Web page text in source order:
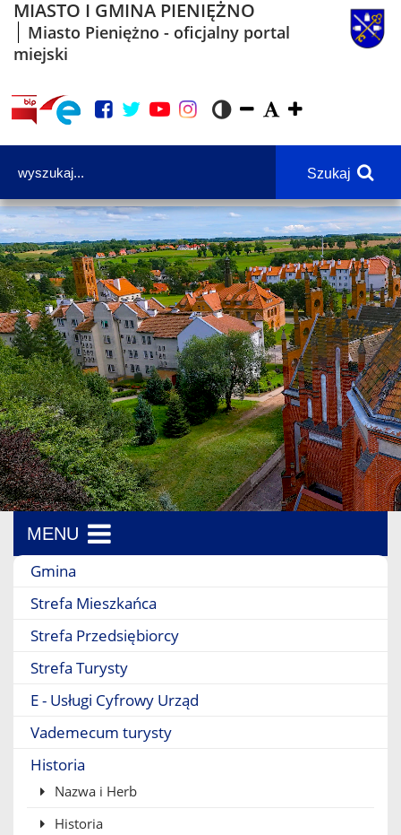
MIASTO I GMINA PIENIĘŻNO
Miasto Pieniężno - oficjalny portal
miejski
Szukaj
MENU
Menu boczne
Gmina
Strefa Mieszkańca
Strefa Przedsiębiorcy
Strefa Turysty
E - Usługi Cyfrowy Urząd
Vademecum turysty
Historia
Nazwa i Herb
Historia